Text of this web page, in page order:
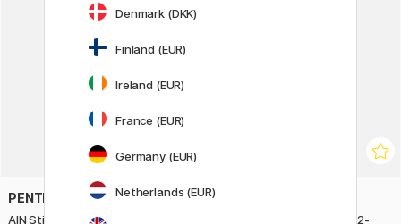
PENTEL
AIN Stift Farget 0,5 20-pakke
ROTRING
Tikky Hi-Polymer stift 1.0 12-
Denmark (DKK)
Finland (EUR)
Ireland (EUR)
France (EUR)
Germany (EUR)
Netherlands (EUR)